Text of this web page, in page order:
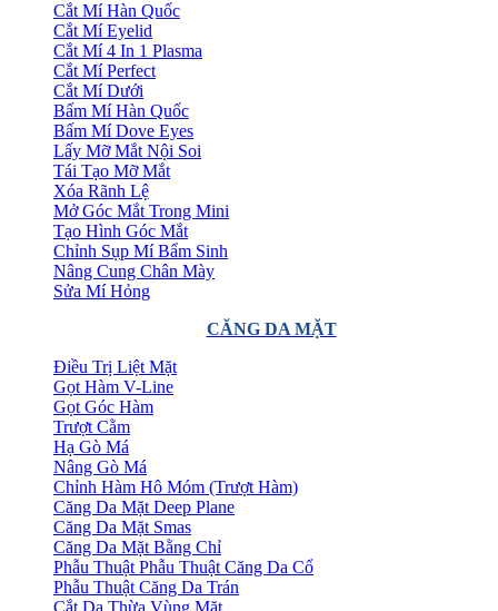
Cắt Mí Hàn Quốc
Cắt Mí Eyelid
Cắt Mí 4 In 1 Plasma
Cắt Mí Perfect
Cắt Mí Dưới
Bấm Mí Hàn Quốc
Bấm Mí Dove Eyes
Lấy Mỡ Mắt Nội Soi
Tái Tạo Mỡ Mắt
Xóa Rãnh Lệ
Mở Góc Mắt Trong Mini
Tạo Hình Góc Mắt
Chỉnh Sụp Mí Bẩm Sinh
Nâng Cung Chân Mày
Sửa Mí Hỏng
CĂNG DA MẶT
Điều Trị Liệt Mặt
Gọt Hàm V-Line
Gọt Góc Hàm
Trượt Cằm
Hạ Gò Má
Nâng Gò Má
Chỉnh Hàm Hô Móm (Trượt Hàm)
Căng Da Mặt Deep Plane
Căng Da Mặt Smas
Căng Da Mặt Bằng Chỉ
Phẫu Thuật Phẫu Thuật Căng Da Cổ
Phẫu Thuật Căng Da Trán
Cắt Da Thừa Vùng Mặt